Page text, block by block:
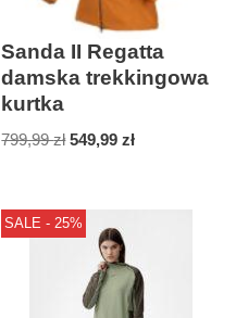
Sanda II Regatta
damska trekkingowa
kurtka
799,99zł 549,99zł
SALE - 25%